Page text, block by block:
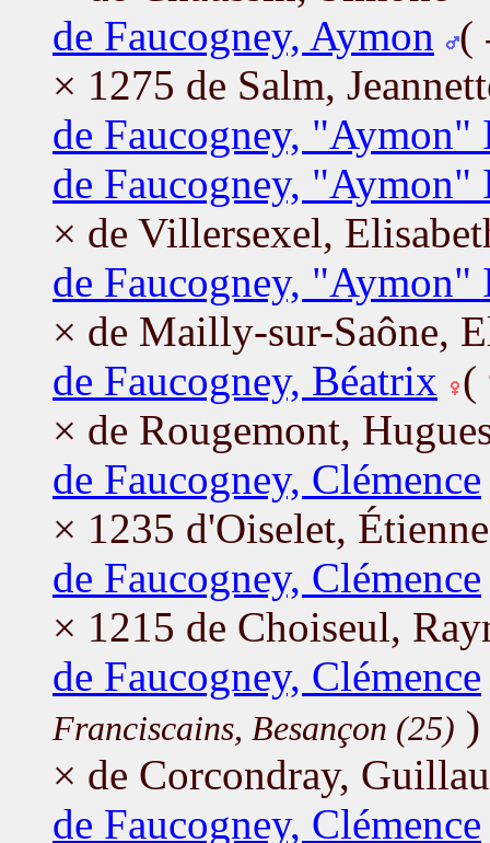
de Faucogney, Aymon
(
× 1275 de Salm,
de Faucogney, "Aymon"
de Faucogney,
× de Villersexel,
de Faucogney, "Aymon"
× de Mailly-sur-Saône,
de Faucogney, Béatrix (
× de Rougemont,
de Faucogney, Clémence
× 1235 d'Oiselet, Étienne
de Faucogney, Clémence
× 1215 de Choiseul,
de Faucogney, Clémence
Franciscains, Besançon (25) )
× de Corcondray,
de Faucogney, Clémence